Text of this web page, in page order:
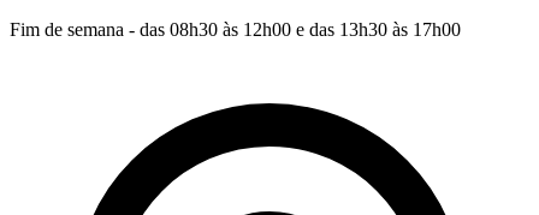
Fim de semana - das 08h30 às 12h00 e das 13h30 às 17h00